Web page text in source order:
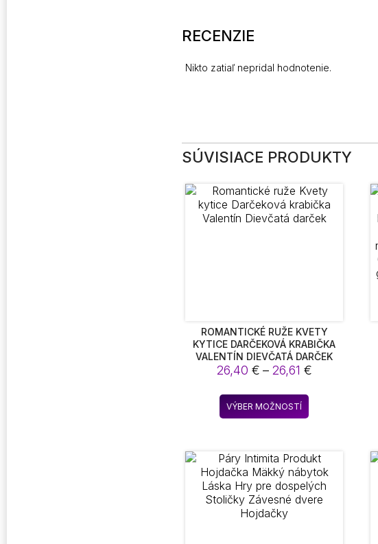
RECENZIE
Nikto zatiaľ nepridal hodnotenie.
SÚVISIACE PRODUKTY
ROMANTICKÉ RUŽE KVETY
KYTICE DARČEKOVÁ KRABIČKA
VALENTÍN DIEVČATÁ DARČEK
26,40€ – 26,61€
VÝBER MOŽNOSTÍ
Tento
produkt
variantov.
Možnosti
si
môžete